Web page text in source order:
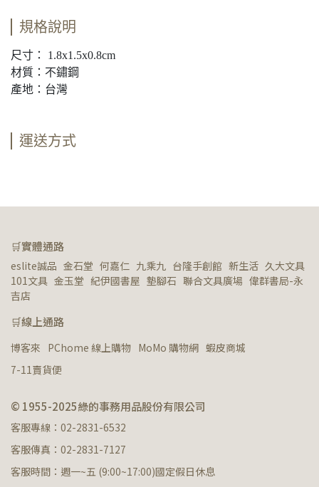
規格說明
尺寸： 1.8x1.5x0.8cm
材質：不鏽鋼
產地：台灣
運送方式
🛒實體通路
eslite誠品   金石堂   何嘉仁   九乘九   台隆手創館   新生活   久大文具
101文具   金玉堂   紀伊國書屋   墊腳石   聯合文具廣場   偉群書局-永
吉店
🛒線上通路
博客來 PChome 線上購物 MoMo 購物網 蝦皮商城
7-11賣貨便
© 1955-2025綠的事務用品股份有限公司
客服專線：02-2831-6532
客服傳真：02-2831-7127
客服時間：週一~五 (9:00~17:00)國定假日休息